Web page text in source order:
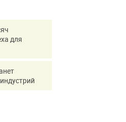
для